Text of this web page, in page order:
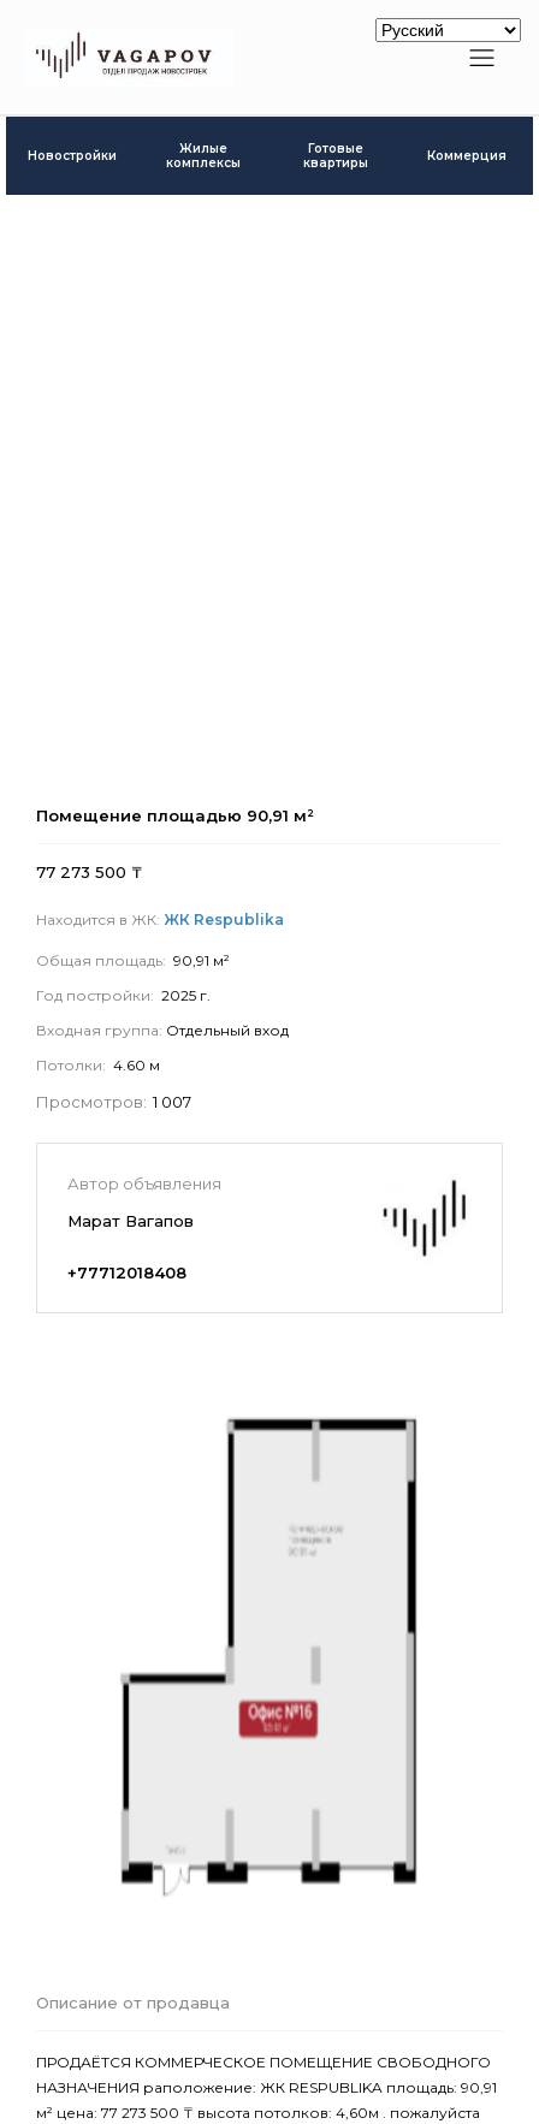
Новостройки
Жилые
комплексы
Готовые
квартиры
Коммерция
Описание от продавца
ПРОДАЁТСЯ КОММЕРЧЕСКОЕ ПОМЕЩЕНИЕ СВОБОДНОГО
НАЗНАЧЕНИЯ раположение: ЖК RESPUBLIKA площадь: 90,91
м² цена: 77 273 500 ₸ высота потолков: 4,60м . пожалуйста
Помещение площадью 90,91 м²
77 273 500 ₸
Находится в ЖК: ЖК Respublika
Общая площадь: 90,91 м²
Год постройки: 2025 г.
Входная группа: Отдельный вход
Потолки: 4.60 м
Просмотров: 1 007
Автор объявления
Марат Вагапов
+77712018408